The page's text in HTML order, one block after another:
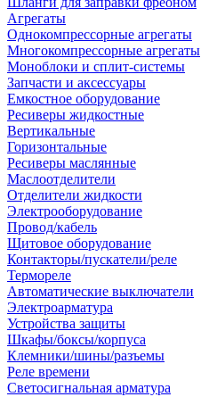
Агрегаты
Однокомпрессорные агрегаты
Многокомпрессорные агрегаты
Моноблоки и сплит-системы
Запчасти и аксессуары
Емкостное оборудование
Ресиверы жидкостные
Вертикальные
Горизонтальные
Ресиверы маслянные
Маслоотделители
Отделители жидкости
Электрооборудование
Провод/кабель
Щитовое оборудование
Контакторы/пускатели/реле
Термореле
Автоматические выключатели
Электроарматура
Устройства защиты
Шкафы/боксы/корпуса
Клемники/шины/разъемы
Реле времени
Светосигнальная арматура